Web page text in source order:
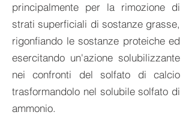
principalmente per la rimozione di
strati superficiali di sostanze grasse,
rigonfiando le sostanze proteiche ed
esercitando un'azione solubilizzante
nei confronti del solfato di calcio
trasformandolo nel solubile solfato di
ammonio.